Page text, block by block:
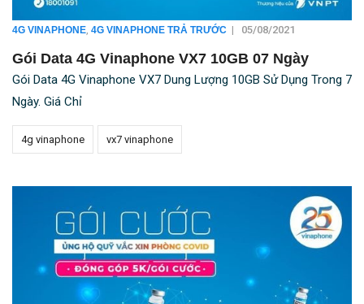
4G VINAPHONE 4G VINAPHONE TRẢ TRƯỚC | 05/08/2021
Gói Data 4G Vinaphone VX7 10GB 07 Ngày
Gói Data 4G Vinaphone VX7 Dung Lượng 10GB Sử Dụng Trong 7
Ngày. Giá Chỉ
4g vinaphone vx7 vinaphone